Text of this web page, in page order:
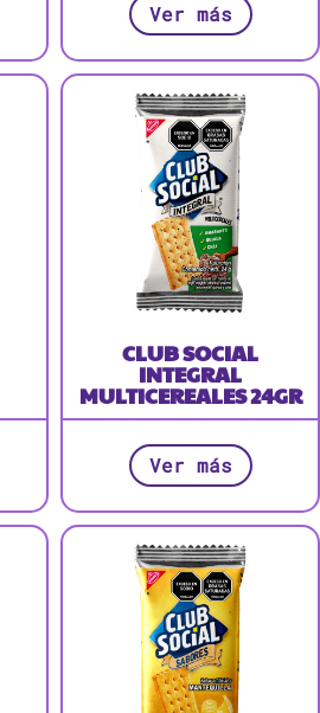
Ver más
CLUB SOCIAL
INTEGRAL
MULTICEREALES 24GR
Ver más